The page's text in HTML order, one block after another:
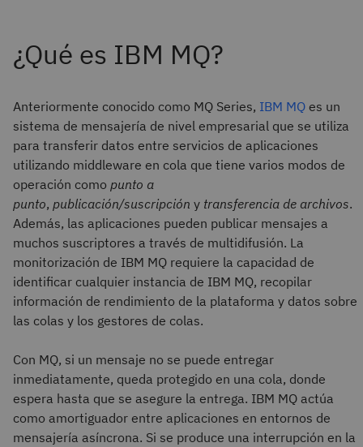
Anteriormente conocido como MQ Series, IBM MQ es un
sistema de mensajería de nivel empresarial que se utiliza
para transferir datos entre servicios de aplicaciones
utilizando middleware en cola que tiene varios modos de
operación como punto a
punto, publicación/suscripción y transferencia de archivos.
Además, las aplicaciones pueden publicar mensajes a
muchos suscriptores a través de multidifusión. La
monitorización de IBM MQ requiere la capacidad de
identificar cualquier instancia de IBM MQ, recopilar
información de rendimiento de la plataforma y datos sobre
las colas y los gestores de colas.
Con MQ, si un mensaje no se puede entregar
inmediatamente, queda protegido en una cola, donde
espera hasta que se asegure la entrega. IBM MQ actúa
como amortiguador entre aplicaciones en entornos de
mensajería asíncrona. Si se produce una interrupción en la